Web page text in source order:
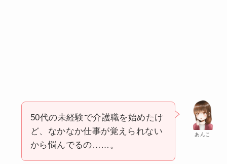
あんこ
50代の未経験で介護職を始めたけ
ど、なかなか仕事が覚えられない
から悩んでるの……。